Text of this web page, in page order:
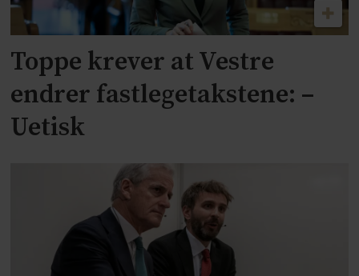
Toppe krever at Vestre
endrer fastlegetakstene: –
Uetisk